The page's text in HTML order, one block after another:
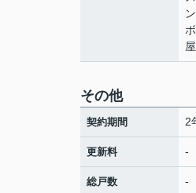
その他
契約期間 2
更新料 -
総戸数 -